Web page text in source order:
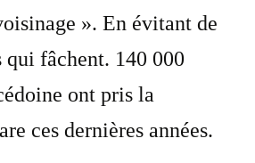
». En évitant de
qui fâchent. 140 000
ont pris la
ces dernières années.